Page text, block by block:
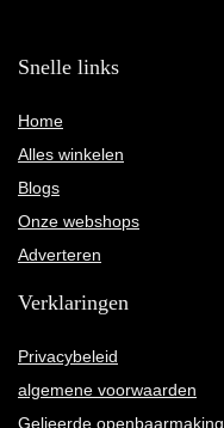
Snelle links
Home
Alles winkelen
Blogs
Onze webshops
Adverteren
Verklaringen
Privacybeleid
algemene voorwaarden
Gelieerde openbaarmaking